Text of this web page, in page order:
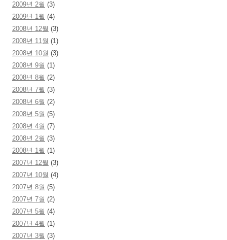
2009년 2월 (3)
2009년 1월 (4)
2008년 12월 (3)
2008년 11월 (1)
2008년 10월 (3)
2008년 9월 (1)
2008년 8월 (2)
2008년 7월 (3)
2008년 6월 (2)
2008년 5월 (5)
2008년 4월 (7)
2008년 2월 (3)
2008년 1월 (1)
2007년 12월 (3)
2007년 10월 (4)
2007년 8월 (5)
2007년 7월 (2)
2007년 5월 (4)
2007년 4월 (1)
2007년 3월 (3)